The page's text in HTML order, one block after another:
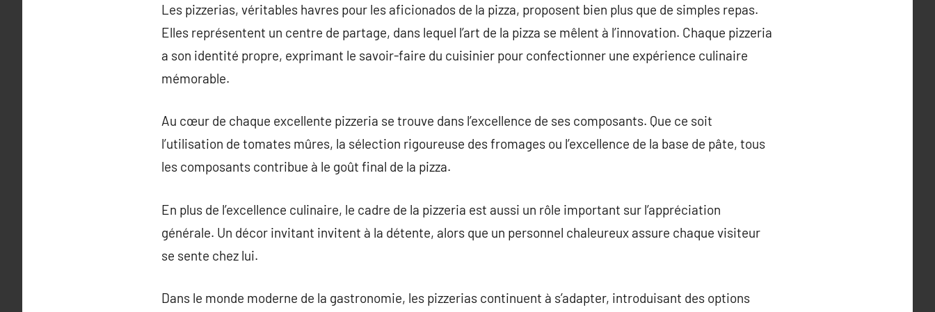
Les pizzerias, véritables havres pour les aficionados de la pizza, proposent bien plus que de simples repas.
Elles représentent un centre de partage, dans lequel l’art de la pizza se mêlent à l’innovation. Chaque pizzeria
a son identité propre, exprimant le savoir-faire du cuisinier pour confectionner une expérience culinaire
mémorable.
Au cœur de chaque excellente pizzeria se trouve dans l’excellence de ses composants. Que ce soit
l’utilisation de tomates mûres, la sélection rigoureuse des fromages ou l’excellence de la base de pâte, tous
les composants contribue à le goût final de la pizza.
En plus de l’excellence culinaire, le cadre de la pizzeria est aussi un rôle important sur l’appréciation
générale. Un décor invitant invitent à la détente, alors que un personnel chaleureux assure chaque visiteur
se sente chez lui.
Dans le monde moderne de la gastronomie, les pizzerias continuent à s’adapter, introduisant des options